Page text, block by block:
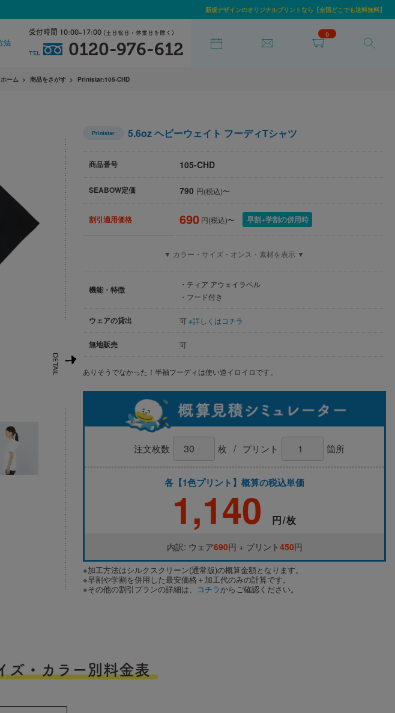
新規デザインのオリジナルプリントなら【全国どこでも送料無料】
法
0
受付時間 10:00-17:00 (土日祝日・休業日を除く)
TEL 0120-976-612
ホーム 商品をさがす Printstar:105-CHD
Printstar 5.6oz ヘビーウェイト フーディTシャツ
商品番号 105-CHD
SEABOW定価 790 円(税込)〜
割引適用価格 690 円(税込)〜 早割+学割の併用時
▼ カラー・サイズ・オンス・素材を表示 ▼
機能・特徴
・ティア アウェイラベル
・フード付き
ウェアの貸出 可※詳しくはコチラ
無地販売 可
ありそうでなかった！半袖フーディは使い道イロイロです。
注文枚数 枚 / プリント 箇所
各【1色プリント】概算の税込単価
1,140 円/枚
内訳: ウェア690円 + プリント450円
※加工方法はシルクスクリーン(通常版)の概算金額となります。
※早割や学割を併用した最安価格＋加工代のみの計算です。
※その他の割引プランの詳細は、 コチラからご確認ください。
ズ・カラー別料金表